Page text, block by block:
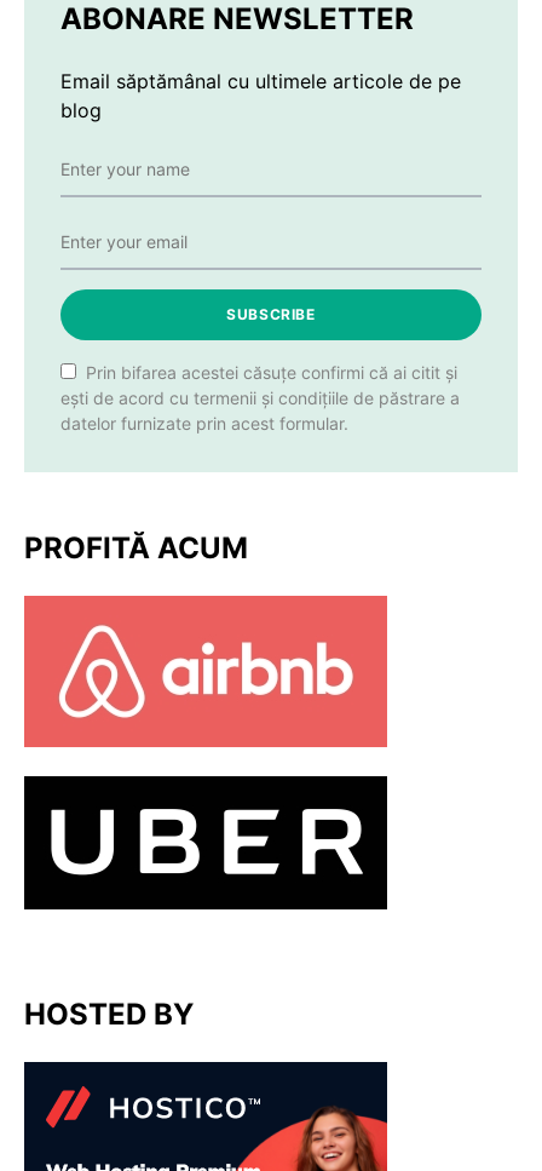
ABONARE NEWSLETTER
Email săptămânal cu ultimele articole de pe
blog
SUBSCRIBE
Prin bifarea acestei căsuțe confirmi că ai citit și
ești de acord cu termenii și condițiile de păstrare a
datelor furnizate prin acest formular.
PROFITĂ ACUM
HOSTED BY